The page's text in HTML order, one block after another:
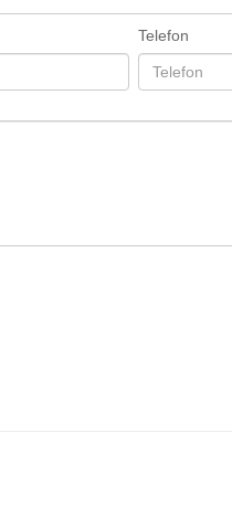
Telefon